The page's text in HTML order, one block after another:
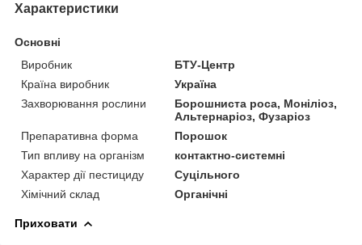
Характеристики
Основні
Виробник
БТУ-Центр
Країна виробник
Україна
Захворювання рослини
Борошниста роса, Моніліоз,
Альтернаріоз, Фузаріоз
Препаративна форма
Порошок
Тип впливу на організм
контактно-системні
Характер дії пестициду
Суцільного
Хімічний склад
Органічні
Приховати